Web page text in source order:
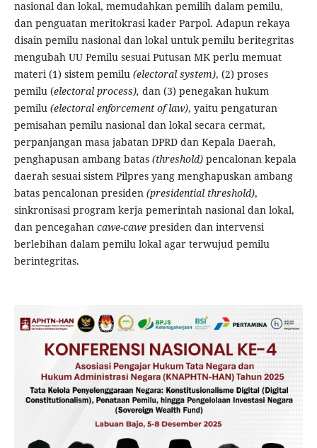
nasional dan lokal, memudahkan pemilih dalam pemilu,
dan penguatan meritokrasi kader Parpol. Adapun rekaya
disain pemilu nasional dan lokal untuk pemilu beritegritas
mengubah UU Pemilu sesuai Putusan MK perlu memuat
materi (1) sistem pemilu (electoral system), (2) proses
pemilu (electoral process), dan (3) penegakan hukum
pemilu(electoral enforcement of law), yaitu pengaturan
pemisahan pemilu nasional dan lokal secara cermat,
perpanjangan masa jabatan DPRD dan Kepala Daerah,
penghapusan ambang batas (threshold)pencalonan kepala
daerah sesuai sistem Pilpres yang menghapuskan ambang
batas pencalonan presiden (presidential threshold),
sinkronisasi program kerja pemerintah nasional dan lokal,
dan pencegahan cawe-cawepresiden dan intervensi
berlebihan dalam pemilu lokal agar terwujud pemilu
berintegritas.